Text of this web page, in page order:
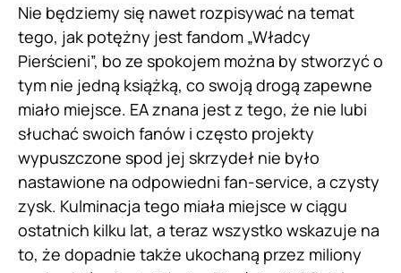
Nie będziemy się nawet rozpisywać na temat
tego, jak potężny jest fandom „Władcy
Pierścieni”, bo ze spokojem można by stworzyć o
tym nie jedną książką, co swoją drogą zapewne
miało miejsce. EA znana jest z tego, że nie lubi
słuchać swoich fanów i często projekty
wypuszczone spod jej skrzydeł nie było
nastawione na odpowiedni fan-service, a czysty
zysk. Kulminacja tego miała miejsce w ciągu
ostatnich kilku lat, a teraz wszystko wskazuje na
to, że dopadnie także ukochaną przez miliony